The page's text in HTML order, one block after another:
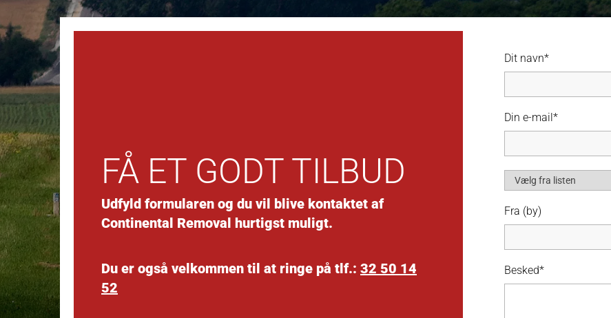
FÅ ET GODT TILBUD
Udfyld formularen og du vil blive kontaktet af
Continental Removal hurtigst muligt.
Du er også velkommen til at ringe på tlf.: 32 50 14
52
Dit navn*
Din e-mail*
Fra (by)
Besked*